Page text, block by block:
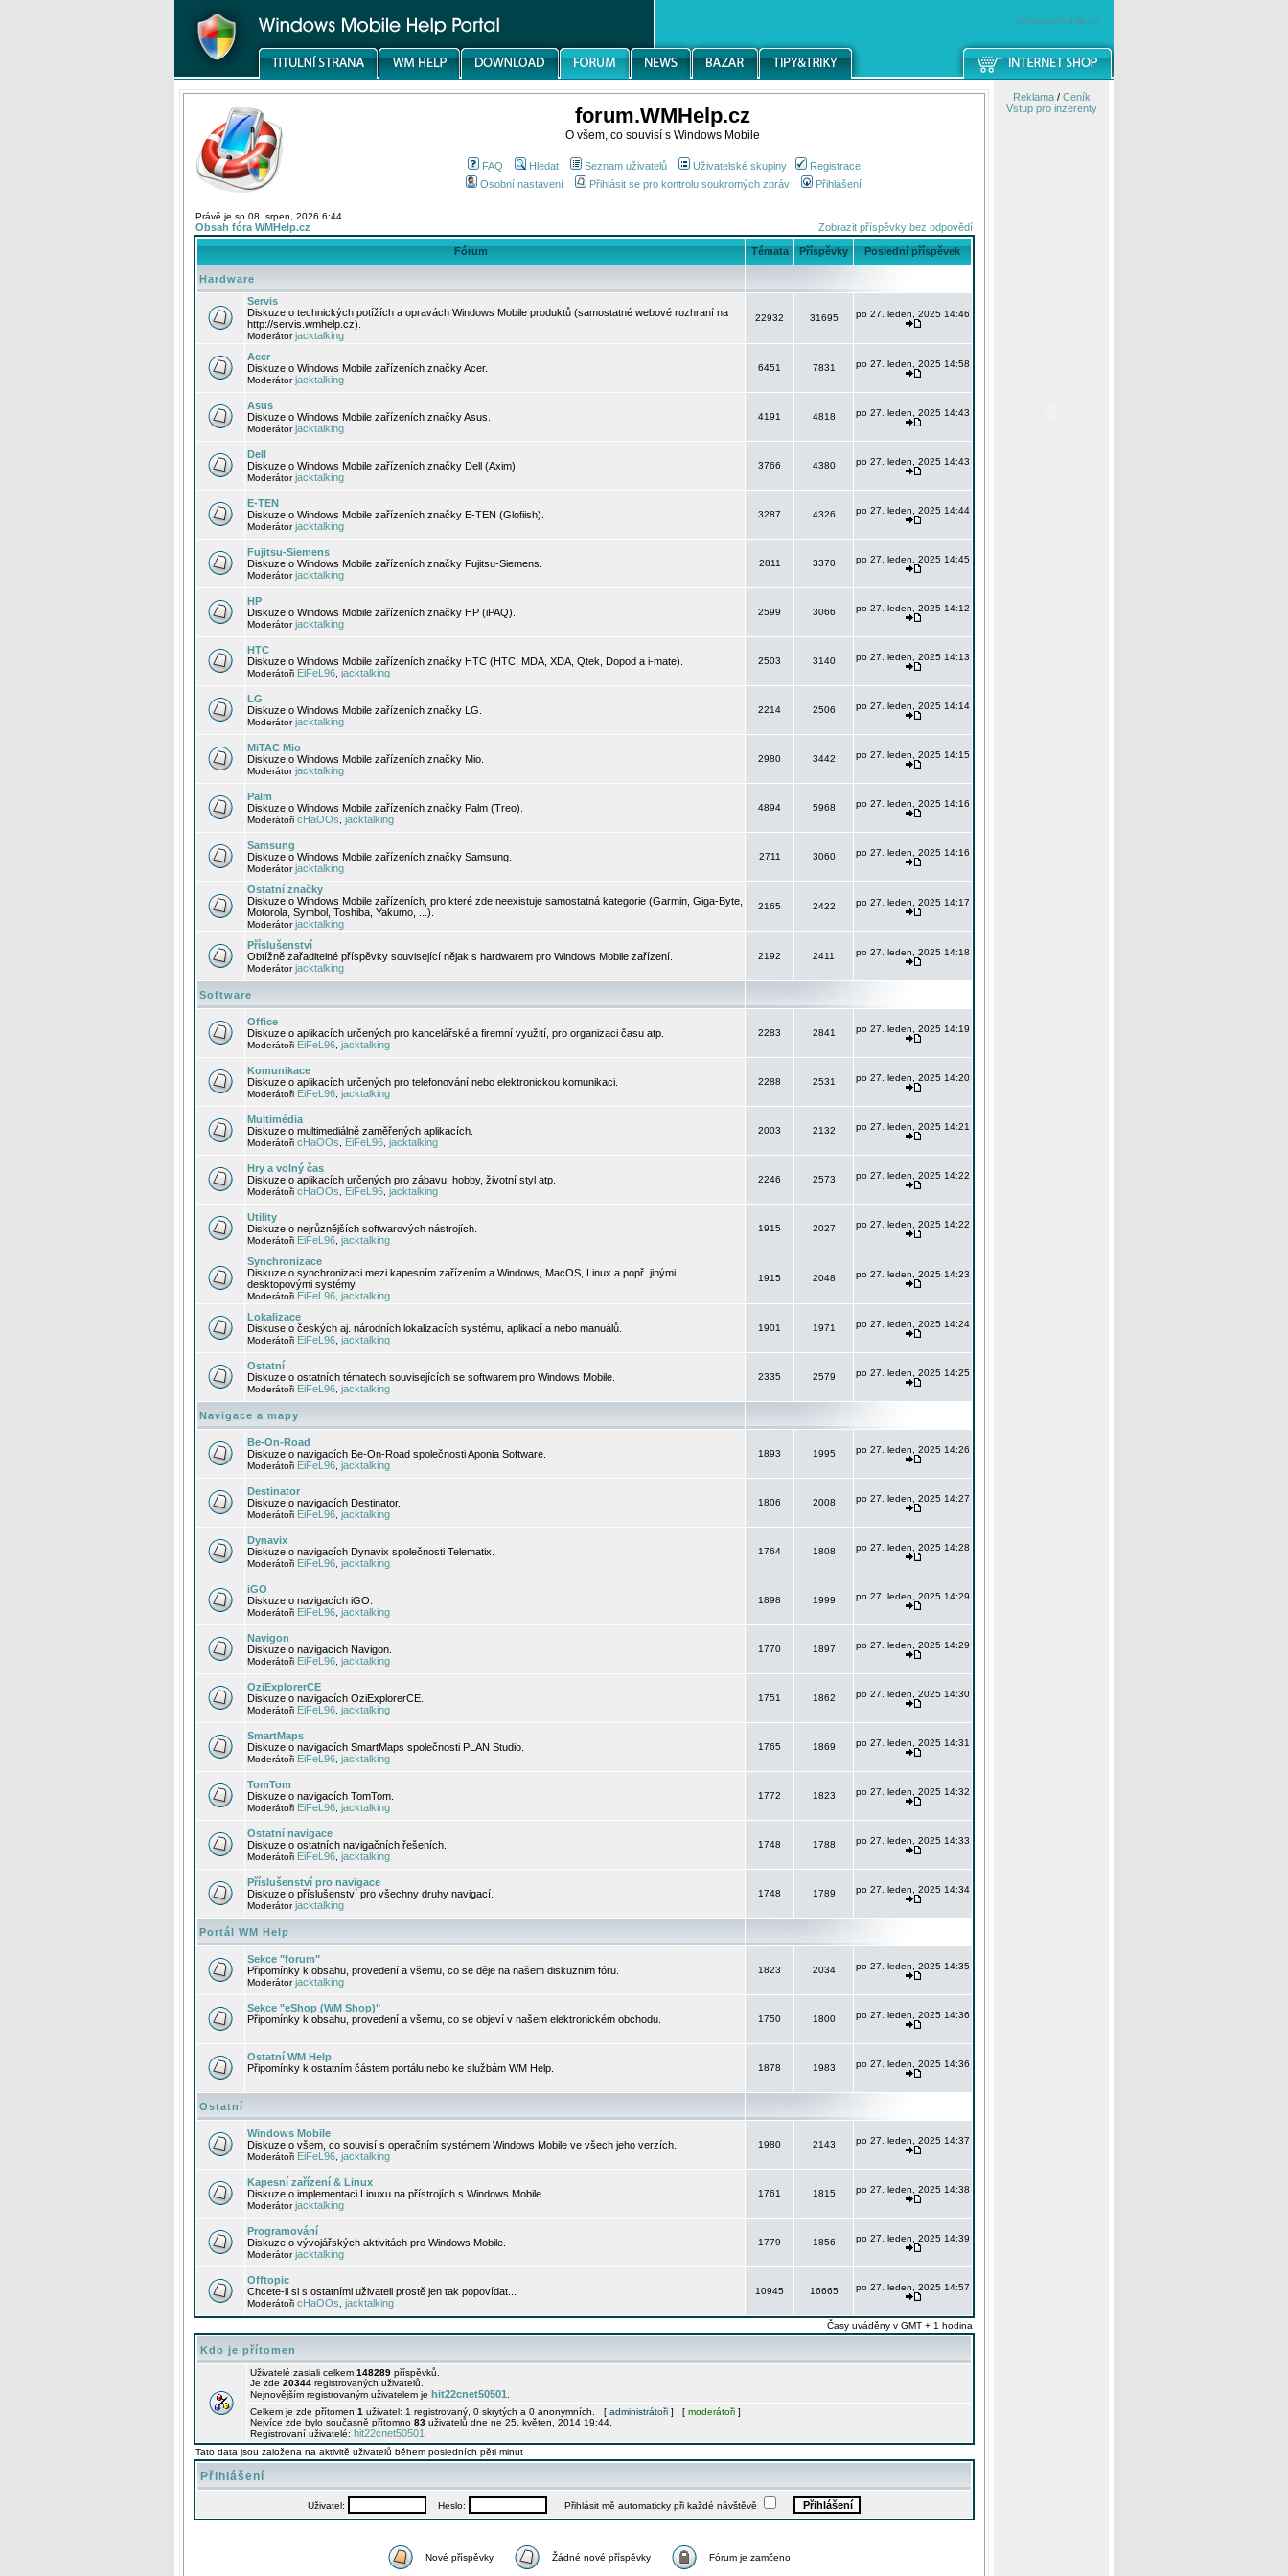
windowsmobile.cz
forum.WMHelp.cz
O všem, co souvisí s Windows Mobile
FAQ Hledat Seznam uživatelů Uživatelské skupiny
Registrace
Osobní nastavení
Přihlásit se pro kontrolu soukromých zpráv Přihlášení
Právě je so 08. srpen, 2026 6:44
Obsah fóra WMHelp.cz Zobrazit příspěvky bez odpovědí
Fórum Témata Příspěvky Poslední příspěvek
Hardware
Servis
Diskuze o technických potížích a opravách Windows Mobile produktů (samostatné webové rozhraní na
http://servis.wmhelp.cz).
Moderátorjacktalking
22932 31695 po 27. leden, 2025 14:46
Acer
Diskuze o Windows Mobile zařízeních značky Acer.
Moderátorjacktalking
6451 7831 po 27. leden, 2025 14:58
Asus
Diskuze o Windows Mobile zařízeních značky Asus.
Moderátorjacktalking
4191 4818 po 27. leden, 2025 14:43
Dell
Diskuze o Windows Mobile zařízeních značky Dell (Axim).
Moderátorjacktalking
3766 4380 po 27. leden, 2025 14:43
E-TEN
Diskuze o Windows Mobile zařízeních značky E-TEN (Glofiish).
Moderátorjacktalking
3287 4326 po 27. leden, 2025 14:44
Fujitsu-Siemens
Diskuze o Windows Mobile zařízeních značky Fujitsu-Siemens.
Moderátorjacktalking
2811 3370 po 27. leden, 2025 14:45
HP
Diskuze o Windows Mobile zařízeních značky HP (iPAQ).
Moderátorjacktalking
2599 3066 po 27. leden, 2025 14:12
HTC
Diskuze o Windows Mobile zařízeních značky HTC (HTC, MDA, XDA, Qtek, Dopod a i-mate).
Moderátoři EiFeL96 jacktalking
2503 3140 po 27. leden, 2025 14:13
LG
Diskuze o Windows Mobile zařízeních značky LG.
Moderátorjacktalking
2214 2506 po 27. leden, 2025 14:14
MiTAC Mio
Diskuze o Windows Mobile zařízeních značky Mio.
Moderátorjacktalking
2980 3442 po 27. leden, 2025 14:15
Palm
Diskuze o Windows Mobile zařízeních značky Palm (Treo).
Moderátoři cHaOOs jacktalking
4894 5968 po 27. leden, 2025 14:16
Samsung
Diskuze o Windows Mobile zařízeních značky Samsung.
Moderátorjacktalking
2711 3060 po 27. leden, 2025 14:16
Ostatní značky
Diskuze o Windows Mobile zařízeních, pro které zde neexistuje samostatná kategorie (Garmin, Giga-Byte,
Motorola, Symbol, Toshiba, Yakumo, ...).
Moderátorjacktalking
2165 2422 po 27. leden, 2025 14:17
Příslušenství
Obtížně zařaditelné příspěvky související nějak s hardwarem pro Windows Mobile zařízení.
Moderátorjacktalking
2192 2411 po 27. leden, 2025 14:18
Software
Office
Diskuze o aplikacích určených pro kancelářské a firemní využití, pro organizaci času atp.
Moderátoři EiFeL96 jacktalking
2283 2841 po 27. leden, 2025 14:19
Komunikace
Diskuze o aplikacích určených pro telefonování nebo elektronickou komunikaci.
Moderátoři EiFeL96 jacktalking
2288 2531 po 27. leden, 2025 14:20
Multimédia
Diskuze o multimediálně zaměřených aplikacích.
Moderátoři cHaOOs EiFeL96 jacktalking
2003 2132 po 27. leden, 2025 14:21
Hry a volný čas
Diskuze o aplikacích určených pro zábavu, hobby, životní styl atp.
Moderátoři cHaOOs EiFeL96 jacktalking
2246 2573 po 27. leden, 2025 14:22
Utility
Diskuze o nejrůznějších softwarových nástrojích.
Moderátoři EiFeL96 jacktalking
1915 2027 po 27. leden, 2025 14:22
Synchronizace
Diskuze o synchronizaci mezi kapesním zařízením a Windows, MacOS, Linux a popř. jinými
desktopovými systémy.
Moderátoři EiFeL96 jacktalking
1915 2048 po 27. leden, 2025 14:23
Lokalizace
Diskuse o českých aj. národních lokalizacích systému, aplikací a nebo manuálů.
Moderátoři EiFeL96 jacktalking
1901 1971 po 27. leden, 2025 14:24
Ostatní
Diskuze o ostatních tématech souvisejících se softwarem pro Windows Mobile.
Moderátoři EiFeL96 jacktalking
2335 2579 po 27. leden, 2025 14:25
Navigace a mapy
Be-On-Road
Diskuze o navigacích Be-On-Road společnosti Aponia Software.
Moderátoři EiFeL96 jacktalking
1893 1995 po 27. leden, 2025 14:26
Destinator
Diskuze o navigacích Destinator.
Moderátoři EiFeL96 jacktalking
1806 2008 po 27. leden, 2025 14:27
Dynavix
Diskuze o navigacích Dynavix společnosti Telematix.
Moderátoři EiFeL96 jacktalking
1764 1808 po 27. leden, 2025 14:28
iGO
Diskuze o navigacích iGO.
Moderátoři EiFeL96 jacktalking
1898 1999 po 27. leden, 2025 14:29
Navigon
Diskuze o navigacích Navigon.
Moderátoři EiFeL96 jacktalking
1770 1897 po 27. leden, 2025 14:29
OziExplorerCE
Diskuze o navigacích OziExplorerCE.
Moderátoři EiFeL96 jacktalking
1751 1862 po 27. leden, 2025 14:30
SmartMaps
Diskuze o navigacích SmartMaps společnosti PLAN Studio.
Moderátoři EiFeL96 jacktalking
1765 1869 po 27. leden, 2025 14:31
TomTom
Diskuze o navigacích TomTom.
Moderátoři EiFeL96 jacktalking
1772 1823 po 27. leden, 2025 14:32
Ostatní navigace
Diskuze o ostatních navigačních řešeních.
Moderátoři EiFeL96 jacktalking
1748 1788 po 27. leden, 2025 14:33
Příslušenství pro navigace
Diskuze o příslušenství pro všechny druhy navigací.
Moderátorjacktalking
1748 1789 po 27. leden, 2025 14:34
Portál WM Help
Sekce "forum"
Připomínky k obsahu, provedení a všemu, co se děje na našem diskuzním fóru.
Moderátorjacktalking
1823 2034 po 27. leden, 2025 14:35
Sekce "eShop (WM Shop)"
Připomínky k obsahu, provedení a všemu, co se objeví v našem elektronickém obchodu.
1750 1800 po 27. leden, 2025 14:36
Ostatní WM Help
Připomínky k ostatním částem portálu nebo ke službám WM Help.
1878 1983 po 27. leden, 2025 14:36
Ostatní
Windows Mobile
Diskuze o všem, co souvisí s operačním systémem Windows Mobile ve všech jeho verzích.
Moderátoři EiFeL96 jacktalking
1980 2143 po 27. leden, 2025 14:37
Kapesní zařízení & Linux
Diskuze o implementaci Linuxu na přístrojích s Windows Mobile.
Moderátorjacktalking
1761 1815 po 27. leden, 2025 14:38
Programování
Diskuze o vývojářských aktivitách pro Windows Mobile.
Moderátorjacktalking
1779 1856 po 27. leden, 2025 14:39
Offtopic
Chcete-li si s ostatními uživateli prostě jen tak popovídat...
Moderátoři cHaOOs jacktalking
10945 16665 po 27. leden, 2025 14:57
Časy uváděny v GMT + 1 hodina
Kdo je přítomen
Uživatelé zaslali celkem 148289 příspěvků.
Je zde 20344 registrovaných uživatelů.
Nejnovějším registrovaným uživatelem je hit22cnet50501
Celkem je zde přítomen 1 uživatel: 1 registrovaný, 0 skrytých a 0 anonymních. [ administrátoři ] [ moderátoři ]
Nejvíce zde bylo současně přítomno 83 uživatelů dne ne 25. květen, 2014 19:44.
Registrovaní uživatelé: hit22cnet50501
Tato data jsou založena na aktivitě uživatelů během posledních pěti minut
Přihlášení
Uživatel: Heslo: Přihlásit mě automaticky při každé návštěvě
Nové příspěvky Žádné nové příspěvky Fórum je zamčeno
Reklama/ Ceník
Vstup pro inzerenty